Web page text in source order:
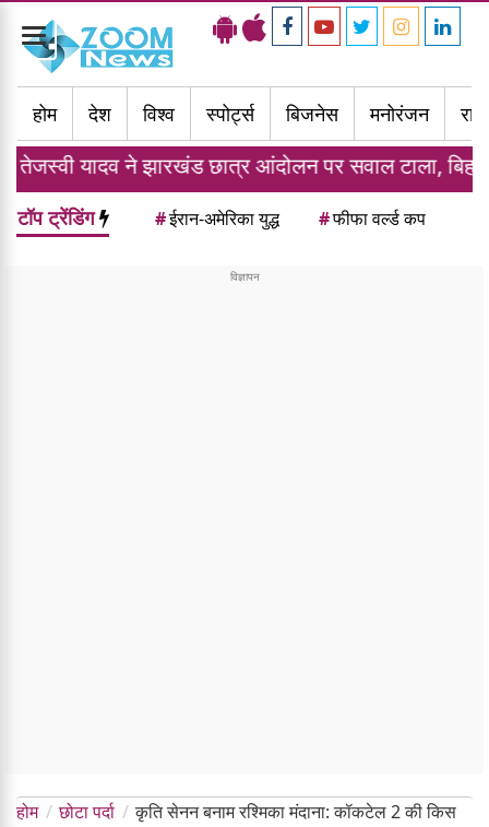
Toggle
navigation
होम
देश विश्व स्पोर्ट्स बिजनेस मनोरंजन
यादव ने झारखंड छात्र आंदोलन पर सवाल टाला, बिहार की
टॉप ट्रेंडिंग #ईरान-अमेरिका युद्ध #फीफा वर्ल्ड कप
होम छोटा पर्दा
कृति सेनन बनाम रश्मिका मंदाना: कॉकटेल 2 की किस